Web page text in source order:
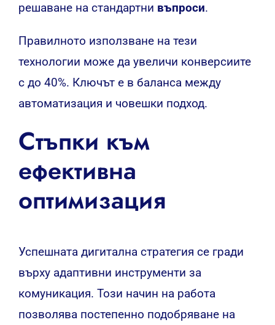
решаване на стандартни въпроси.
Правилното използване на тези
технологии може да увеличи конверсиите
с до 40%. Ключът е в баланса между
автоматизация и човешки подход.
Стъпки към
ефективна
оптимизация
Успешната дигитална стратегия се гради
върху адаптивни инструменти за
комуникация. Този начин на работа
позволява постепенно подобряване на